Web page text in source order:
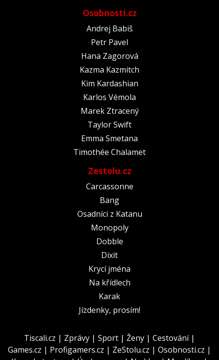
Osobnosti.cz
Andrej Babiš
Petr Pavel
Hana Zagorová
Kazma Kazmitch
Kim Kardashian
Karlos Vémola
Marek Ztracený
Taylor Swift
Emma Smetana
Timothée Chalamet
Zestolu.cz
Carcassonne
Bang
Osadníci z Katanu
Monopoly
Dobble
Dixit
Krycí jména
Na křídlech
Karak
Jízdenky, prosím!
Tiscali.cz | Zprávy | Sport | Ženy | Cestování|
Games.cz | Profigamers.cz | ZeStolu.cz | Osobnosti.cz |